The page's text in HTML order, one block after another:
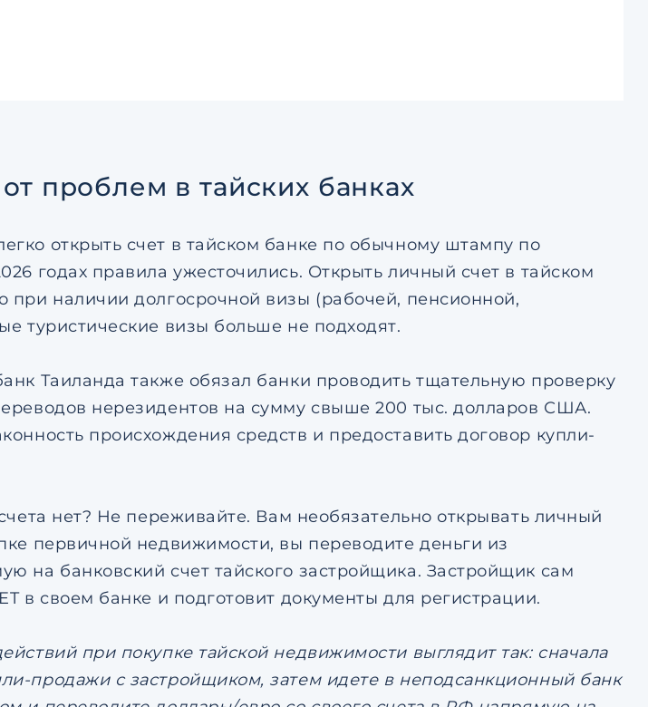
проблем в тайских банках
открыть счет в тайском банке по обычному штампу по
годах правила ужесточились. Открыть личный счет в тайском
при наличии долгосрочной визы (рабочей, пенсионной,
туристические визы больше не подходят.
Таиланда также обязал банки проводить тщательную проверку
нерезидентов на сумму свыше 200 тыс. долларов США.
происхождения средств и предоставить договор купли-
нет? Не переживайте. Вам необязательно открывать личный
первичной недвижимости, вы переводите деньги из
на банковский счет тайского застройщика. Застройщик сам
в своем банке и подготовит документы для регистрации.
при покупке тайской недвижимости выглядит так: сначала
продажи с застройщиком, затем идете в неподсанкционный банк